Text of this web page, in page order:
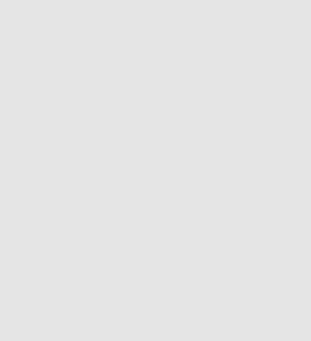
jakie są jej godziny
Kto ma Lek.
Serwis Apteline.pl to
produktów dla dzieci,
przygotowanych przez
prowadzeniu zdrowego
Sprawdź lokalizacje